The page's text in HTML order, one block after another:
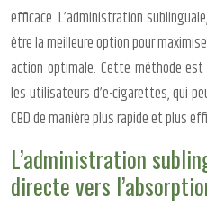
efficace. L’administration
être la meilleure option pour
action optimale. Cette méthode
les utilisateurs d’e-cigarettes, qui
CBD de manière plus rapide et plus
L’administration
directe vers